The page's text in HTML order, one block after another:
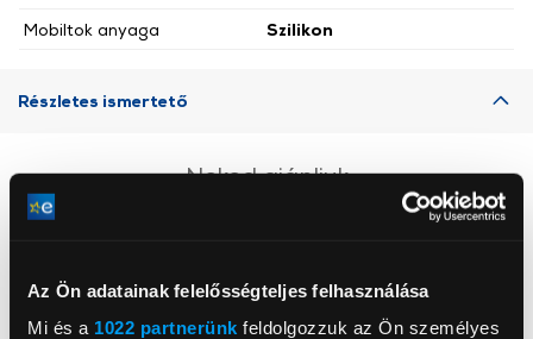
Az Ön adatainak felelősségteljes felhasználása
Mi és a 1022 partnerünk feldolgozzuk az Ön személyes
Mobiltok anyaga
Szilikon
Részletes ismertető
Neked ajánljuk